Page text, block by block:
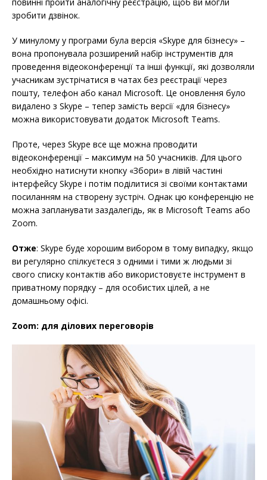
зробити дзвінок.
У минулому у програми була версія «Skype для бізнесу» –
вона пропонувала розширений набір інструментів для
проведення відеоконференції та інші функції, які дозволяли
учасникам зустрічатися в чатах без реєстрації через
пошту, телефон або канал Microsoft. Це оновлення було
видалено з Skype – тепер замість версії «для бізнесу»
можна використовувати додаток Microsoft Teams.
Проте, через Skype все ще можна проводити
відеоконференції – максимум на 50 учасників. Для цього
необхідно натиснути кнопку «Збори» в лівій частині
інтерфейсу Skype і потім поділитися зі своїми контактами
посиланням на створену зустріч. Однак цю конференцію не
можна запланувати заздалегідь, як в Microsoft Teams або
Zoom.
Отже: Skype буде хорошим вибором в тому випадку, якщо
ви регулярно спілкуєтеся з одними і тими ж людьми зі
свого списку контактів або використовуєте інструмент в
приватному порядку – для особистих цілей, а не
домашньому офісі.
Zoom: для ділових переговорів